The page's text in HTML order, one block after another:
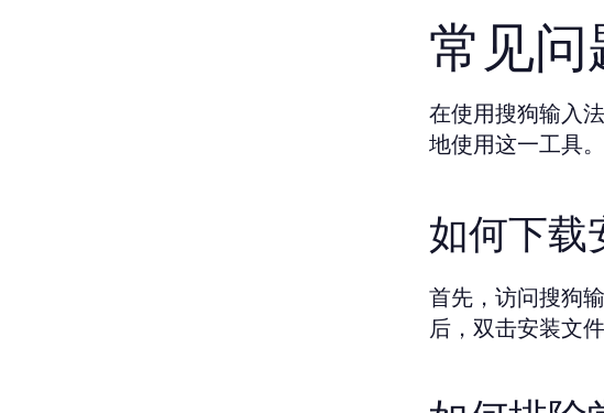
常见
在使用搜狗输入
地使用这一工具。
如何下载
首先，访问搜狗
后，双击安装文